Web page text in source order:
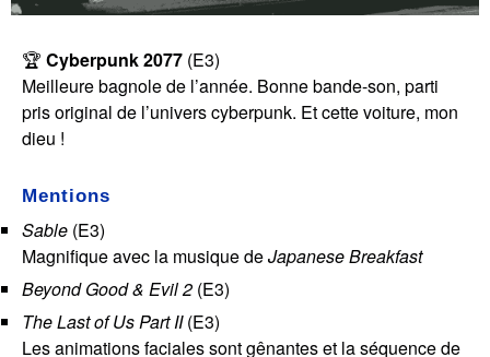
🏆 Cyberpunk 2077 (E3)
Meilleure bagnole de l’année. Bonne bande-son, parti
pris original de l’univers cyberpunk. Et cette voiture, mon
dieu !
Mentions
Sable (E3)
Magnifique avec la musique deJapanese Breakfast
Beyond Good & Evil 2 (E3)
The Last of Us Part II(E3)
Les animations faciales sont gênantes et la séquence de